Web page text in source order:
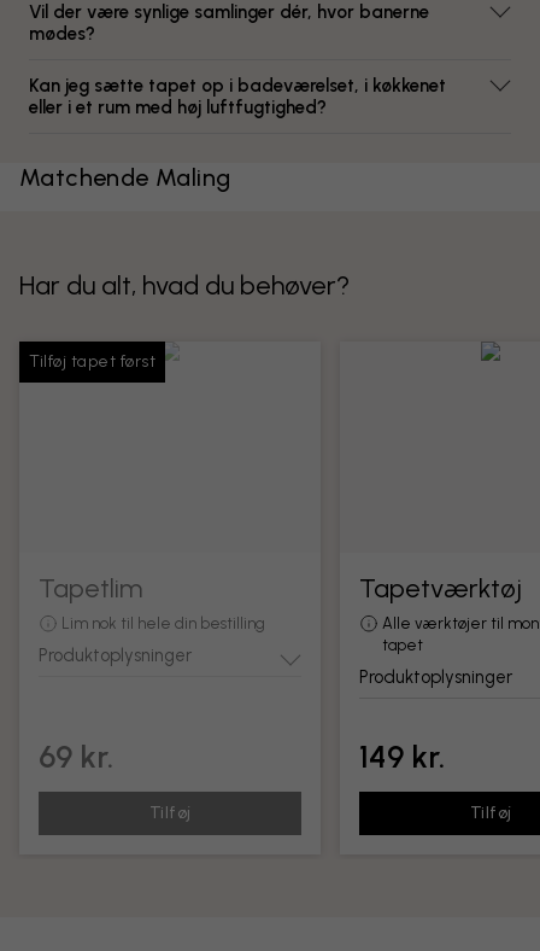
Vil der være synlige samlinger dér, hvor banerne
mødes?
Kan jeg sætte tapet op i badeværelset, i køkkenet
eller i et rum med høj luftfugtighed?
Matchende Maling
Har du alt, hvad du behøver?
Tilføj tapet først
Tapetlim
Lim nok til hele din bestilling
Produktoplysninger
69 kr.
Tilføj
Tapetværktøj
Alle værktøjer til
tapet
Produktoplysninger
149 kr.
Tilføj